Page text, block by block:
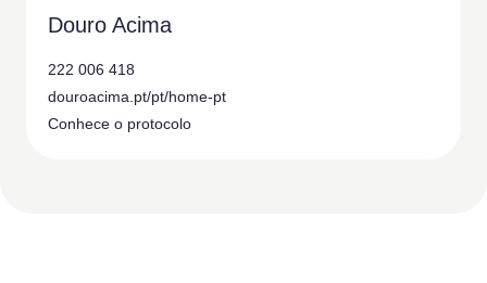
Douro Acima
222 006 418
douroacima.pt/pt/home-pt
Conhece o protocolo